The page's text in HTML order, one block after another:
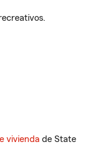
vivienda de State